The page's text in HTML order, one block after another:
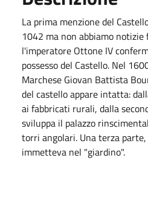
La prima menzione del
1042 ma non abbiamo notizie
l'imperatore Ottone IV
possesso del Castello. Nel
Marchese Giovan Battista
del castello appare intatta:
ai fabbricati rurali, dalla
sviluppa il palazzo
torri angolari. Una terza
immetteva nel "giardino".